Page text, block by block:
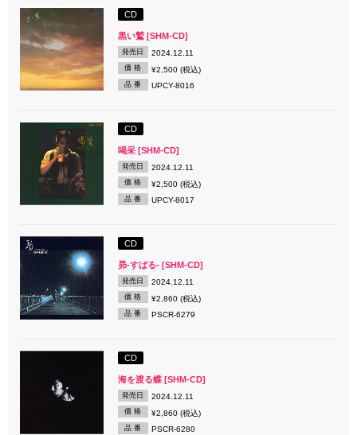
CD
黒い鷲 [SHM-CD]
発売日 2024.12.11
価 格 ¥2,500 (税込)
品 番 UPCY-8016
CD
喝采 [SHM-CD]
発売日 2024.12.11
価 格 ¥2,500 (税込)
品 番 UPCY-8017
CD
昴-すばる- [SHM-CD]
発売日 2024.12.11
価 格 ¥2,860 (税込)
品 番 PSCR-6279
CD
海を渡る蝶 [SHM-CD]
発売日 2024.12.11
価 格 ¥2,860 (税込)
品 番 PSCR-6280